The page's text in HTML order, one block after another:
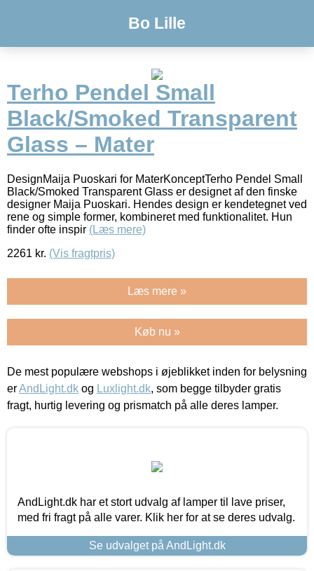
Bo Lille
Terho Pendel Small
Black/Smoked Transparent
Glass – Mater
DesignMaija Puoskari for MaterKonceptTerho Pendel Small
Black/Smoked Transparent Glass er designet af den finske
designer Maija Puoskari. Hendes design er kendetegnet ved
rene og simple former, kombineret med funktionalitet. Hun
finder ofte inspir (Læs mere)
2261 kr. (Vis fragtpris)
Læs mere »
Køb nu »
De mest populære webshops i øjeblikket inden for belysning
erAndLight.dk og Luxlight.dk, som begge tilbyder gratis
fragt, hurtig levering og prismatch på alle deres lamper.
AndLight.dk har et stort udvalg af lamper til lave priser,
med fri fragt på alle varer. Klik her for at se deres udvalg.
Se udvalget på AndLight.dk